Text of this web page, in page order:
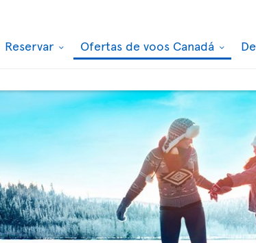
Reservar Ofertas de voos Canadá